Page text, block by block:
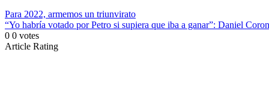
Para 2022, armemos un triunvirato
“Yo habría votado por Petro si supiera que iba a ganar”: Daniel
0 0 votes
Article Rating